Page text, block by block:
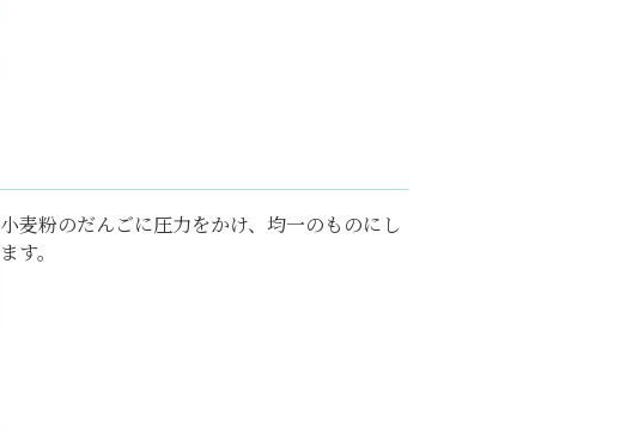
小麦粉のだんごに圧力をかけ、均一のものにし
ます。